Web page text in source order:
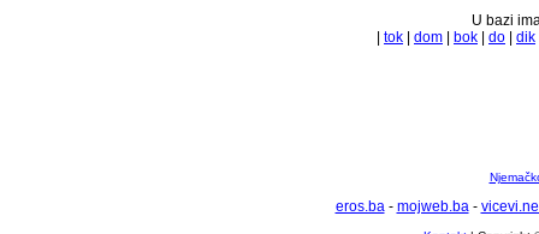
U bazi
tok dom bok do dik
eros.ba- mojweb.ba-